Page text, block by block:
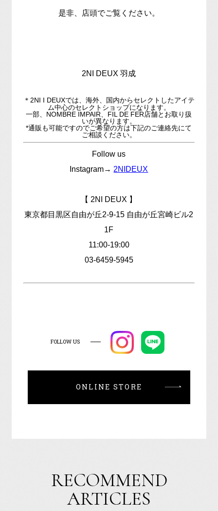
是非、店頭でご覧ください。
2NI DEUX 羽成
＊2NI I DEUXでは、海外、国内からセレクトしたアイテ
ム中心のセレクトショップになります。
一部、NOMBRE IMPAIR、FIL DE FER店舗とお取り扱
いが異なります。
*通販も可能ですのでご希望の方は下記のご連絡先にて
ご相談ください。
Follow us
Instagram→ 2NIDEUX
【 2NI DEUX 】
東京都目黒区自由が丘2-9-15 自由が丘宮崎ビル2
1F
11:00-19:00
03-6459-5945
FOLLOW US
ONLINE STORE
RECOMMEND
ARTICLES